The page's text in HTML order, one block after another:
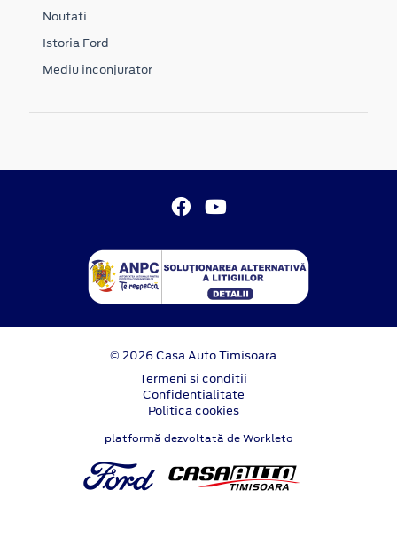
Noutati
Istoria Ford
Mediu inconjurator
© 2026 Casa Auto Timisoara
Termeni si conditii
Confidentialitate
Politica cookies
platformă dezvoltată de Workleto